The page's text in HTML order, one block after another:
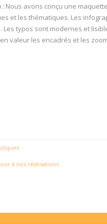
: Nous avons conçu une
et les thématiques. Les
Les typos sont modernes et
valeur les encadrés et les
à nos réalisations